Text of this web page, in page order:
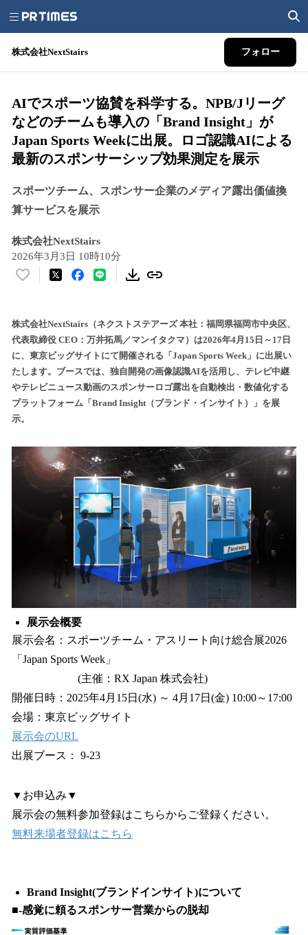
株式会社NextStairs フォロー
AIでスポーツ協賛を科学する。NPB/Jリーグ
などのチームも導入の「Brand Insight」が
Japan Sports Weekに出展。ロゴ認識AIによる
最新のスポンサーシップ効果測定を展示
スポーツチーム、スポンサー企業のメディア露出価値換
算サービスを展示
株式会社NextStairs
2026年3月3日 10時10分
い
！
数
を
読
み
込
み
中
す
株式会社NextStairs（ネクストステアーズ 本社：福岡県福岡市中央区、
代表取締役 CEO：万井拓馬／マンイタクマ）は2026年4月15日～17日
に、東京ビッグサイトにて開催される「Japan Sports Week」に出展い
たします。ブースでは、独自開発の画像認識AIを活用し、テレビ中継
やテレビニュース動画のスポンサーロゴ露出を自動検出・数値化する
プラットフォーム「Brand Insight（ブランド・インサイト）」を展
示。
展示会概要
展示会名：スポーツチーム・アスリート向け総合展2026
「Japan Sports Week」
(主催：RX Japan 株式会社)
開催日時：2025年4月15日(水) ～ 4月17日(金) 10:00～17:00
会場：東京ビッグサイト
展示会のURL
出展ブース： 9-23
▼お申込み▼
展示会の無料参加登録はこちらからご登録ください。
無料来場者登録はこちら
Brand Insight(ブランドインサイト)について
■-感覚に頼るスポンサー営業からの脱却